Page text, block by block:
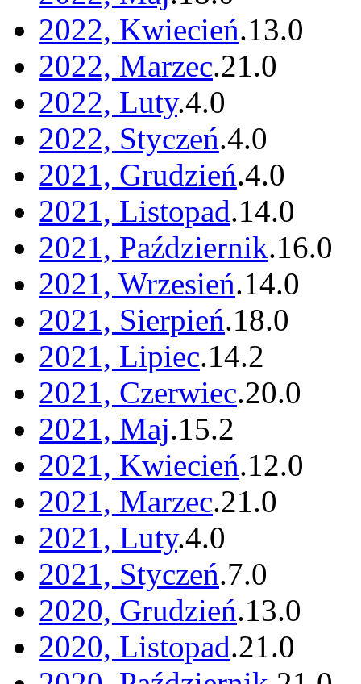
2022, Kwiecień.13.0
2022, Marzec.21.0
2022, Luty.4.0
2022, Styczeń.4.0
2021, Grudzień.4.0
2021, Listopad.14.0
2021, Październik.16.0
2021, Wrzesień.14.0
2021, Sierpień.18.0
2021, Lipiec.14.2
2021, Czerwiec.20.0
2021, Maj.15.2
2021, Kwiecień.12.0
2021, Marzec.21.0
2021, Luty.4.0
2021, Styczeń.7.0
2020, Grudzień.13.0
2020, Listopad.21.0